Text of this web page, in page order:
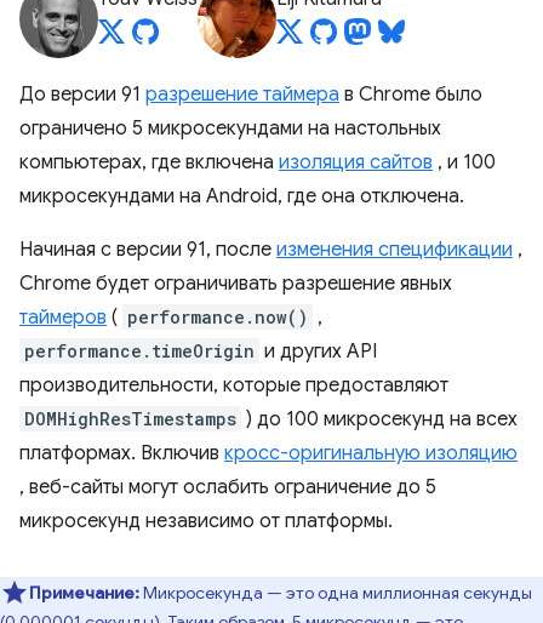
До версии 91 разрешение таймера в Chrome было
ограничено 5 микросекундами на настольных
компьютерах, где включена изоляция сайтов , и 100
микросекундами на Android, где она отключена.
Начиная с версии 91, после изменения спецификации ,
Chrome будет ограничивать разрешение явных
таймеров ( performance.now() ,
performance.timeOrigin и других API
производительности, которые предоставляют
DOMHighResTimestamps ) до 100 микросекунд на всех
платформах. Включив кросс-оригинальную изоляцию
, веб-сайты могут ослабить ограничение до 5
микросекунд независимо от платформы.
Примечание:Микросекунда — это одна миллионная секунды